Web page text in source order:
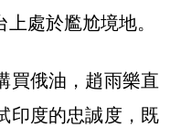
處於尷尬境地。
買俄油，趙雨樂直
印度的忠誠度，既